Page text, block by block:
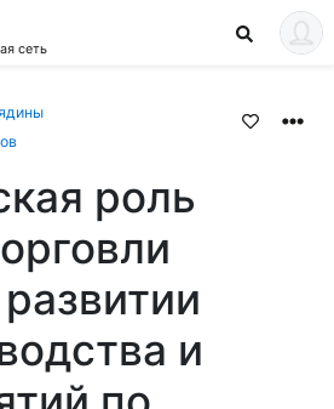
сеть
роль
и